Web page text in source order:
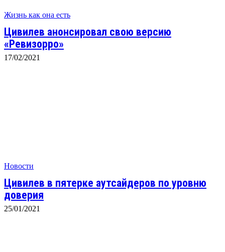
Жизнь как она есть
Цивилев анонсировал свою версию
«Ревизорро»
17/02/2021
Новости
Цивилев в пятерке аутсайдеров по уровню
доверия
25/01/2021